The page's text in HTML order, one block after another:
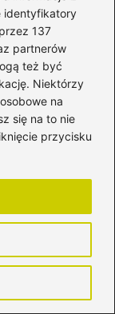
identyfikatory
137
partnerów
też być
Niektórzy
na
się na to nie
przycisku
– przewodnik